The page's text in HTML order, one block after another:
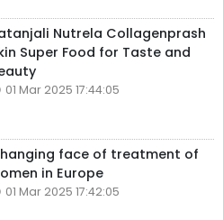
Nutrela Collagenprash
Super Food for Taste and
01 Mar 2025 17:44:05
face of treatment of
in Europe
01 Mar 2025 17:42:05